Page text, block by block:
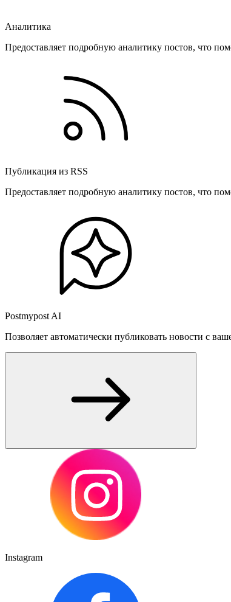
Аналитика
Предоставляет подробную аналитику постов, что
Публикация из RSS
Предоставляет подробную аналитику постов, что
Postmypost AI
Позволяет автоматически публиковать новости с
Instagram